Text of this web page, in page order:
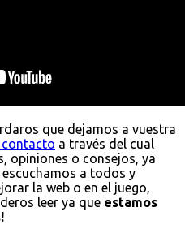
que dejamos a vuestra
a través del cual
opiniones o consejos, ya
a todos y
la web o en el juego,
leer ya que estamos